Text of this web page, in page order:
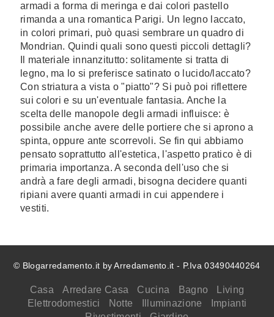
armadi a forma di meringa e dai colori pastello
rimanda a una romantica Parigi. Un legno laccato,
in colori primari, può quasi sembrare un quadro di
Mondrian. Quindi quali sono questi piccoli dettagli?
Il materiale innanzitutto: solitamente si tratta di
legno, ma lo si preferisce satinato o lucido/laccato?
Con striatura a vista o "piatto"? Si può poi riflettere
sui colori e su un'eventuale fantasia. Anche la
scelta delle manopole degli armadi influisce: è
possibile anche avere delle portiere che si aprono a
spinta, oppure ante scorrevoli. Se fin qui abbiamo
pensato soprattutto all'estetica, l'aspetto pratico è di
primaria importanza. A seconda dell'uso che si
andrà a fare degli armadi, bisogna decidere quanti
ripiani avere quanti armadi in cui appendere i
vestiti.
© Blogarredamento.it by Arredamento.it - P.Iva 03490440264
Casa Arredare Casa Cucina Bagno
Living
Elettrodomestici
Notte Illuminazione
Impianti